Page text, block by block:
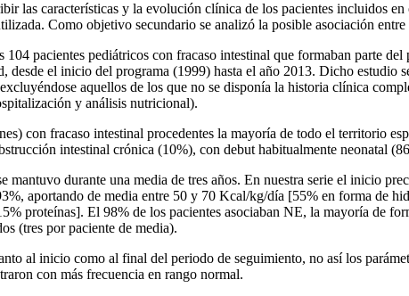
las características y la evolución clínica de los pacientes incluidos
Como objetivo secundario se analizó la posible asociación
104 pacientes pediátricos con fracaso intestinal que formaban parte
el inicio del programa (1999) hasta el año 2013. Dicho estudio
aquellos de los que no se disponía la historia clínica
y análisis nutricional).
con fracaso intestinal procedentes la mayoría de todo el territorio
intestinal crónica (10%), con debut habitualmente neonatal
mantuvo durante una media de tres años. En nuestra serie el inicio
aportando de media entre 50 y 70 Kcal/kg/día [55% en forma de
proteínas]. El 98% de los pacientes asociaban NE, la mayoría de
(tres por paciente de media).
al inicio como al final del periodo de seguimiento, no así los
con más frecuencia en rango normal.